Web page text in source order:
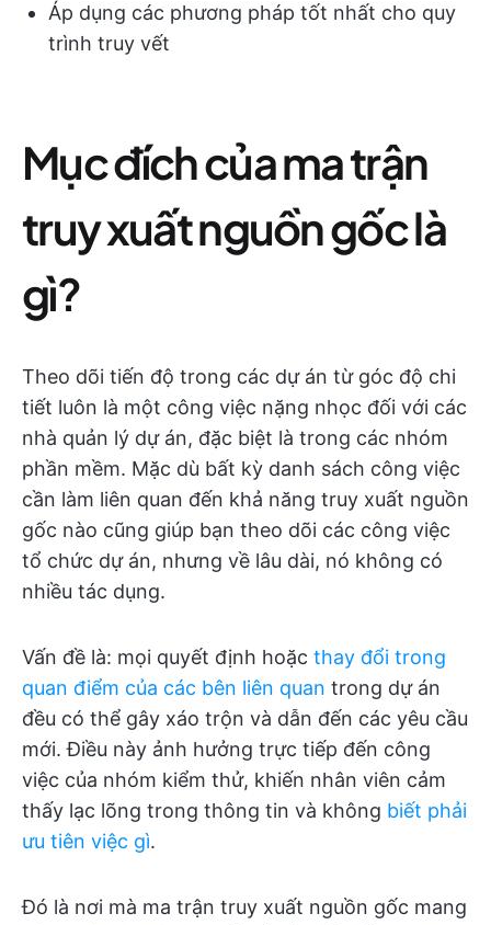
Áp dụng các phương pháp tốt nhất cho quy
trình truy vết
Mục đích của ma trận
truy xuất nguồn gốc là
gì?
Theo dõi tiến độ trong các dự án từ góc độ chi
tiết luôn là một công việc nặng nhọc đối với các
nhà quản lý dự án, đặc biệt là trong các nhóm
phần mềm. Mặc dù bất kỳ danh sách công việc
cần làm liên quan đến khả năng truy xuất nguồn
gốc nào cũng giúp bạn theo dõi các công việc
tổ chức dự án, nhưng về lâu dài, nó không có
nhiều tác dụng.
Vấn đề là: mọi quyết định hoặc thay đổi trong
quan điểm của các bên liên quan trong dự án
đều có thể gây xáo trộn và dẫn đến các yêu cầu
mới. Điều này ảnh hưởng trực tiếp đến công
việc của nhóm kiểm thử, khiến nhân viên cảm
thấy lạc lõng trong thông tin và không biết phải
ưu tiên việc gì.
Đó là nơi mà ma trận truy xuất nguồn gốc mang